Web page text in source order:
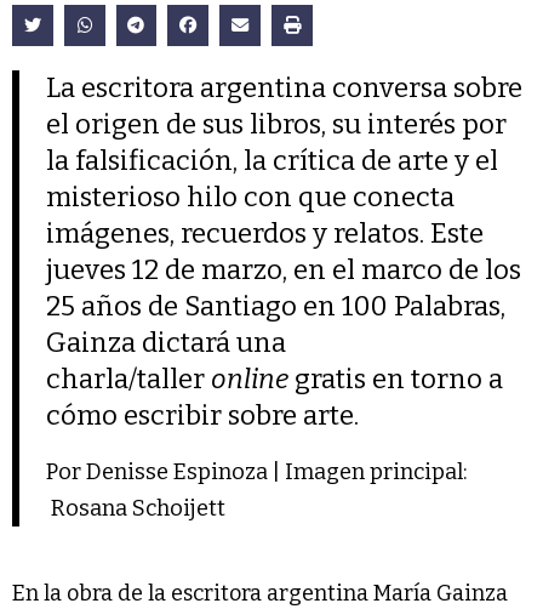
La escritora argentina conversa sobre
el origen de sus libros, su interés por
la falsificación, la crítica de arte y el
misterioso hilo con que conecta
imágenes, recuerdos y relatos. Este
jueves 12 de marzo, en el marco de los
25 años de Santiago en 100 Palabras,
Gainza dictará una
charla/taller online gratis en torno a
cómo escribir sobre arte.
Por Denisse Espinoza | Imagen principal:
Rosana Schoijett
En la obra de la escritora argentina María Gainza